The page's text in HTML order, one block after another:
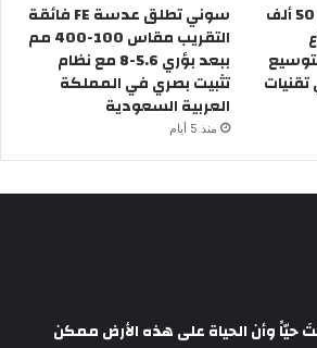
دلسكو للتعهيد تقدم 50 ألف
تقنيات
سوني تطلق عدسة FE فائقة
التقريب مقاس 100-400 مم
ببعد بؤري 5.6-8 مع نظام
تثبيت بصري في المملكة
العربية السعودية
منذ 5 أيام
حيّاً وأن الحياة على هذه الأرض ممكن